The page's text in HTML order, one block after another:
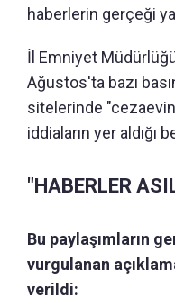
haberlerin gerçeği
İl Emniyet
Ağustos'ta bazı
sitelerinde
iddiaların yer aldığı
"HABERLER
Bu paylaşımların
vurgulanan
verildi: